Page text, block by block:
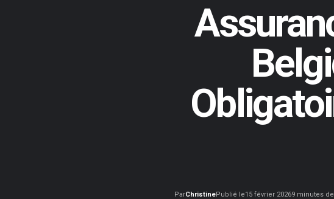
ParChristinePublié le15 février 20269 minutes